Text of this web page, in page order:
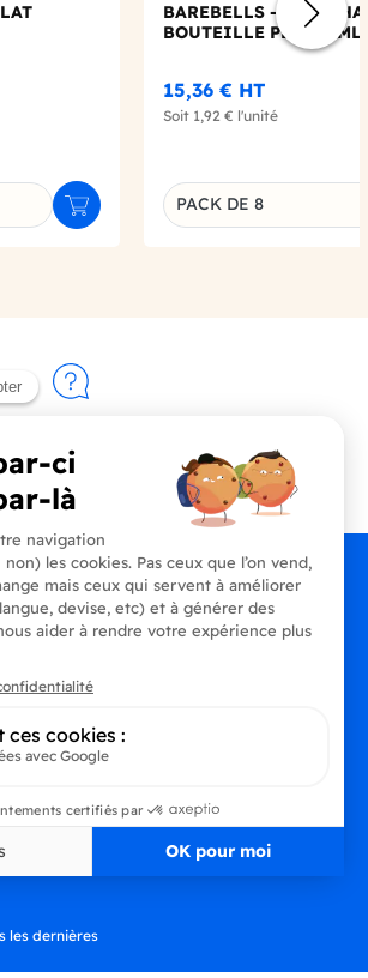
Ajouter au panier
BAREBELLS -
BOUTEILLE PET 330ML
15,36 € HT
Soit 1,92 € l'unité
Déclinaison du produit
PACK DE 8
nous
(0)4 90 91 20 80
les dernières